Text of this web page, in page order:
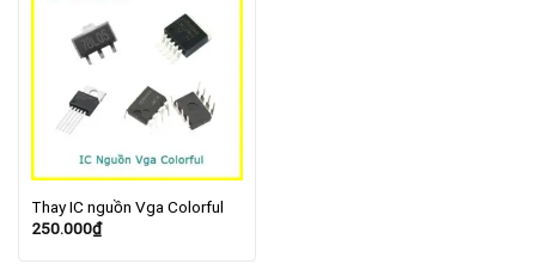
Thay IC nguồn Vga Colorful
250.000₫